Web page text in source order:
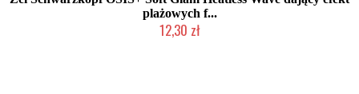
plażowych f...
12,30 zł